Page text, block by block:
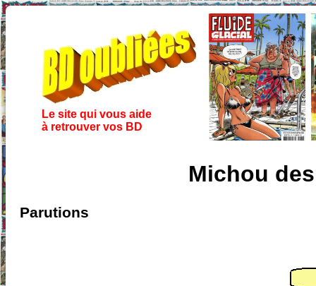
Le site qui vous aide
à retrouver vos BD
Michou
Parutions